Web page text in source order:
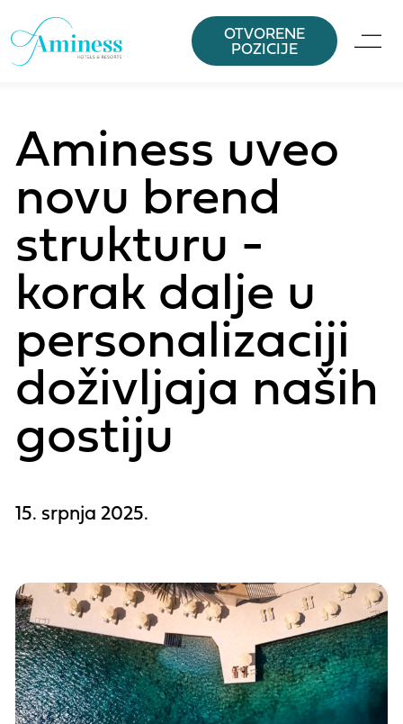
OTVORENE
POZICIJE
Aminess uveo
novu brend
strukturu -
korak dalje u
personalizaciji
doživljaja naših
gostiju
15. srpnja 2025.